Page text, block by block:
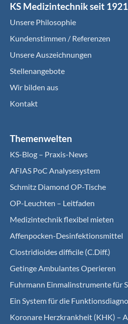
KS Medizintechnik seit 1921
Unsere Philosophie
Kundenstimmen / Referenzen
Unsere Auszeichnungen
Stellenangebote
Wir bilden aus
Kontakt
Themenwelten
KS-Blog – Praxis-News
AFIAS PoC Analysesystem
Schmitz Diamond OP-Tische
OP-Leuchten – Leitfaden
Medizintechnik flexibel mieten
Affenpocken-Desinfektionsmittel
Clostridioides difficile (C.Diff.)
Getinge Ambulantes Operieren
Fuhrmann Einmalinstrumente für
Ein System für die
Koro­nare Herz­krank­heit (KHK) –